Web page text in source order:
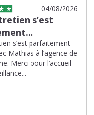
04/08/2026
s’est
s’est parfaitement
Mathias à l’agence de
Merci pour l’accueil